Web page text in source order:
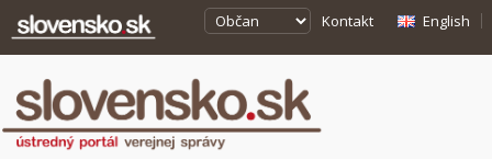
Kontakt English